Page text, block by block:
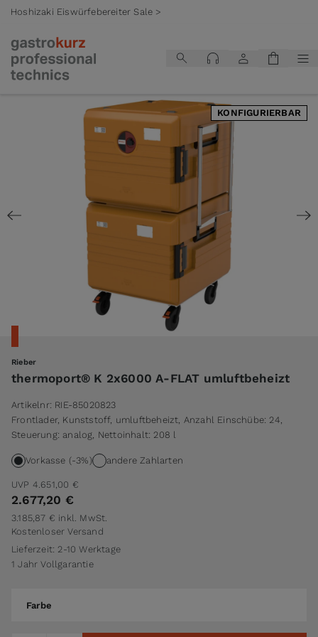
Hoshizaki Eiswürfebereiter Sale >
KONFIGURIERBAR
Rieber
thermoport® K 2x6000 A-FLAT umluftbeheizt
Artikelnr: RIE-85020823
Frontlader, Kunststoff, umluftbeheizt, Anzahl Einschübe: 24,
Steuerung: analog, Nettoinhalt: 208 l
Vorkasse (-3%) andere Zahlarten
UVP 4.651,00 €
2.677,20 €
3.185,87 € inkl. MwSt.
Kostenloser Versand
Lieferzeit: 2-10 Werktage
1 Jahr Vollgarantie
Farbe